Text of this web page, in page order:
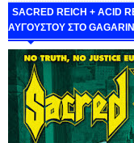
SACRED REICH + ACID
ΑΥΓΟΥΣΤΟΥ ΣΤΟ GAGARIN